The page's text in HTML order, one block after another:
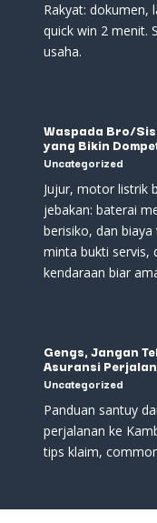
Rakyat: dokumen,
quick win 2 menit.
usaha.
Waspada Bro/
yang Bikin
Uncategorized
Jujur, motor listrik
jebakan: baterai
berisiko, dan
minta bukti servis,
kendaraan biar
Gengs, Jangan
Asuransi
Uncategorized
Panduan santuy
perjalanan ke
tips klaim,